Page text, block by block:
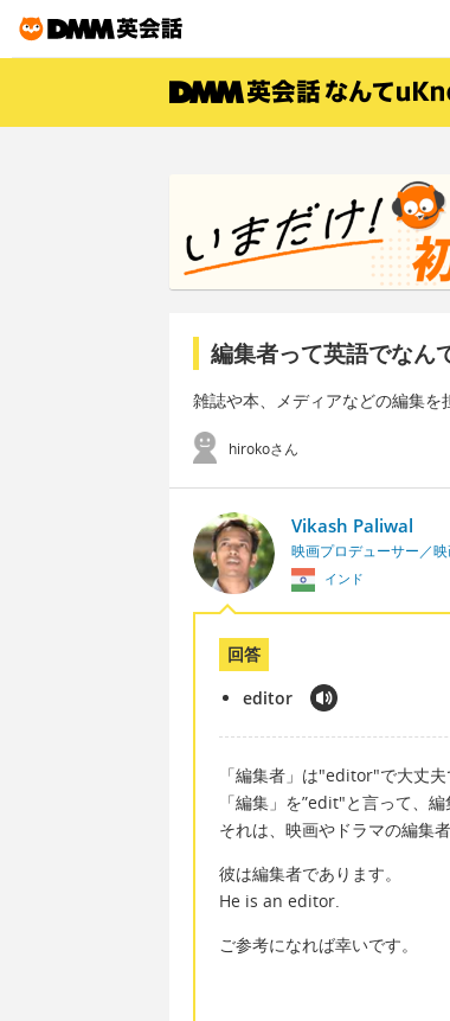
編集者って英語でなん
雑誌や本、メディアなどの編集を
hirokoさん
Vikash Paliwal
映画プロデューサー／
インド
回答
editor
「編集者」は"editor"で大丈夫
「編集」を”edit"と言って、
それは、映画やドラマの編集
彼は編集者であります。
He is an editor.
ご参考になれば幸いです。